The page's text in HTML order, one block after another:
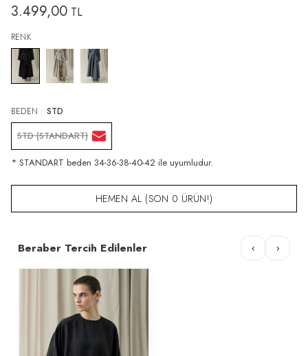
3.499,00 TL
RENK
BEDEN : STD
STD (STANDART)
* STANDART beden 34-36-38-40-42 ile uyumludur.
HEMEN AL (SON 0 ÜRÜN!)
Beraber Tercih Edilenler ‹ ›